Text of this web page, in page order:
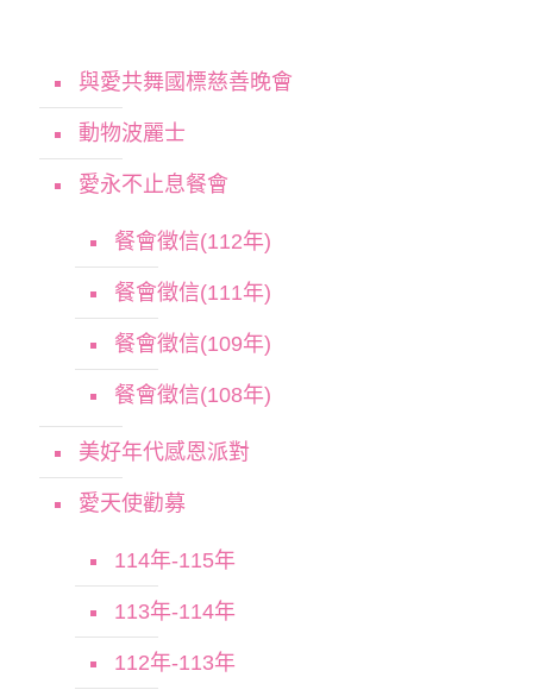
與愛共舞國標慈善晚會
動物波麗士
愛永不止息餐會
餐會徵信(112年)
餐會徵信(111年)
餐會徵信(109年)
餐會徵信(108年)
美好年代感恩派對
愛天使勸募
114年-115年
113年-114年
112年-113年